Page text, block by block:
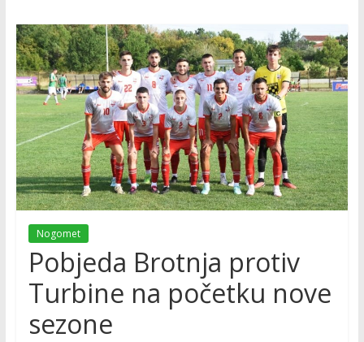
Nogomet
Pobjeda Brotnja protiv
Turbine na početku nove
sezone